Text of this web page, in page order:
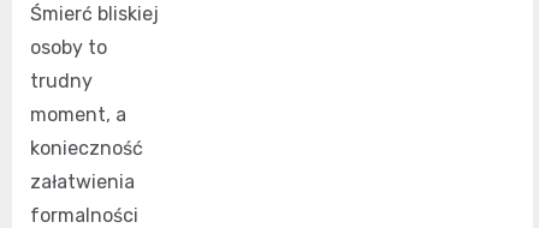
Śmierć bliskiej
osoby to
trudny
moment, a
konieczność
załatwienia
formalności